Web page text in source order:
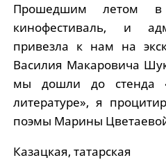
Прошедшим летом
кинофестиваль, и
привезла к нам на
Василия Макаровича
мы дошли до стенда
литературе», я
поэмы Марины
Казацкая, татарская